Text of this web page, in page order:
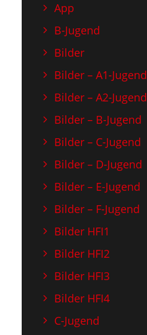
App
B-Jugend
Bilder
Bilder – A1-Jugend
Bilder – A2-Jugend
Bilder – B-Jugend
Bilder – C-Jugend
Bilder – D-Jugend
Bilder – E-Jugend
Bilder – F-Jugend
Bilder HFI1
Bilder HFI2
Bilder HFI3
Bilder HFI4
C-Jugend